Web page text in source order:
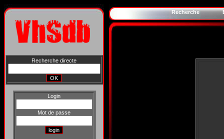
Recherche directe
Login
Mot de passe
Recherche